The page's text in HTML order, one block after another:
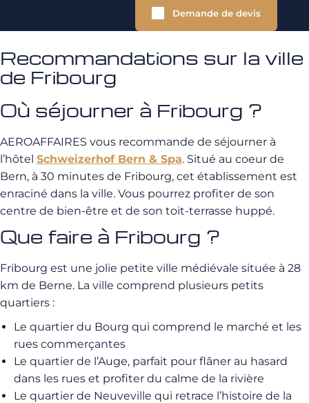
Demande de devis
Recommandations sur la ville
de Fribourg
Où séjourner à Fribourg ?
AEROAFFAIRES vous recommande de séjourner à
l’hôtel Schweizerhof Bern & Spa. Situé au coeur de
Bern, à 30 minutes de Fribourg, cet établissement est
enraciné dans la ville. Vous pourrez profiter de son
centre de bien-être et de son toit-terrasse huppé.
Que faire à Fribourg ?
Fribourg est une jolie petite ville médiévale située à 28
km de Berne. La ville comprend plusieurs petits
quartiers :
Le quartier du Bourg qui comprend le marché et les
rues commerçantes
Le quartier de l’Auge, parfait pour flâner au hasard
dans les rues et profiter du calme de la rivière
Le quartier de Neuveville qui retrace l’histoire de la